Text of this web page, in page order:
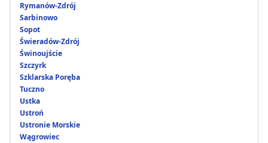
Rymanów-Zdrój
Sarbinowo
Sopot
Świeradów-Zdrój
Świnoujście
Szczyrk
Szklarska Poręba
Tuczno
Ustka
Ustroń
Ustronie Morskie
Wągrowiec